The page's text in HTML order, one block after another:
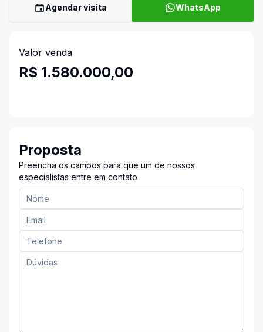
Agendar visita WhatsApp
Valor venda
R$ 1.580.000,00
Proposta
Preencha os campos para que um de nossos
especialistas entre em contato